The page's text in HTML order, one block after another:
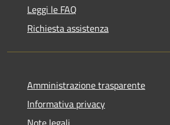
Leggi le FAQ
Richiesta assistenza
Amministrazione trasparente
Informativa privacy